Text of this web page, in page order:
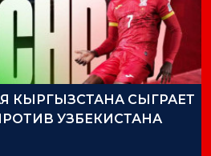
КЫРГЫЗСТАНА СЫГРАЕТ
УЗБЕКИСТАНА